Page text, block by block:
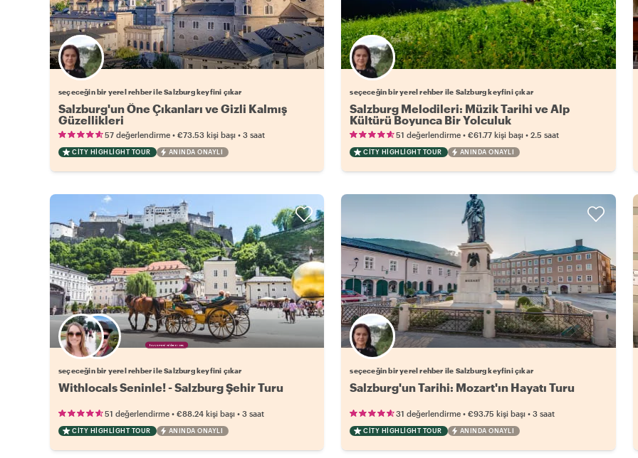
Favori yerel rehberini seç
seçeceğin bir yerel rehber ile Salzburg keyfini çıkar
Salzburg'un Öne Çıkanları ve Gizli Kalmış
Güzellikleri
57 değerlendirme • €73.53 kişi başı • 3 saat
CITY HIGHLIGHT TOUR ANINDA ONAYLI
Favori yerel rehberini seç
seçeceğin bir yerel rehber ile Salzburg keyfini çıkar
Salzburg Melodileri: Müzik Tarihi ve Alp
Kültürü Boyunca Bir Yolculuk
51 değerlendirme •€61.77 kişi başı •2.5 saat
CITY HIGHLIGHT TOUR ANINDA ONAYLI
Favori yerel rehberini seç
seçeceğin bir yerel rehber ile Salzburg keyfini çıkar
Withlocals Seninle! - Salzburg Şehir Turu
51 değerlendirme • €88.24 kişi başı • 3 saat
CITY HIGHLIGHT TOUR ANINDA ONAYLI
Favori yerel rehberini seç
seçeceğin bir yerel rehber ile Salzburg keyfini çıkar
Salzburg'un Tarihi: Mozart'ın Hayatı Turu
31 değerlendirme •€93.75 kişi başı •3 saat
CITY HIGHLIGHT TOUR ANINDA ONAYLI